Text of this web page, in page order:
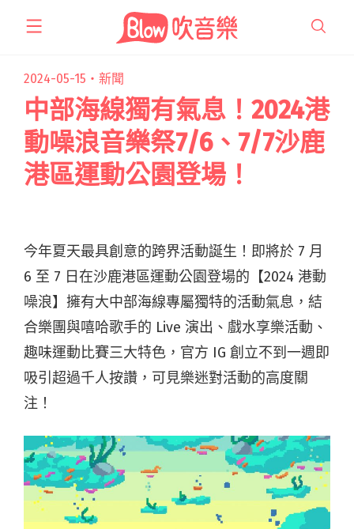
2024-05-15・ 新聞
中部海線獨有氣息！2024港
動噪浪音樂祭7/6、7/7沙鹿
港區運動公園登場！
今年夏天最具創意的跨界活動誕生！即將於 7 月
6 至 7 日在沙鹿港區運動公園登場的【2024 港動
噪浪】擁有大中部海線專屬獨特的活動氣息，結
合樂團與嘻哈歌手的 Live 演出、戲水享樂活動、
趣味運動比賽三大特色，官方 IG 創立不到一週即
吸引超過千人按讚，可見樂迷對活動的高度關
注！